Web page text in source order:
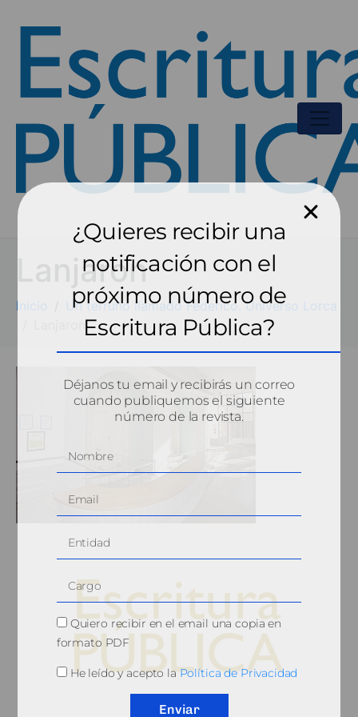
Lanjaron
Inicio
Un terruño llamado Federico. Universo Lorca
© 2010, Consejo General del Notariado
¿Quieres recibir una
notificación con el
próximo número de
Escritura Pública?
Déjanos tu email y recibirás un correo
cuando publiquemos el siguiente
número de la revista.
Quiero recibir en el email una copia en
formato PDF
He leído y acepto laPolítica de Privacidad
Enviar